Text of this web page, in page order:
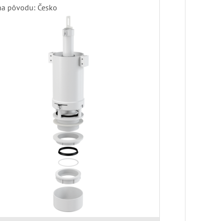
pôvodu: Česko